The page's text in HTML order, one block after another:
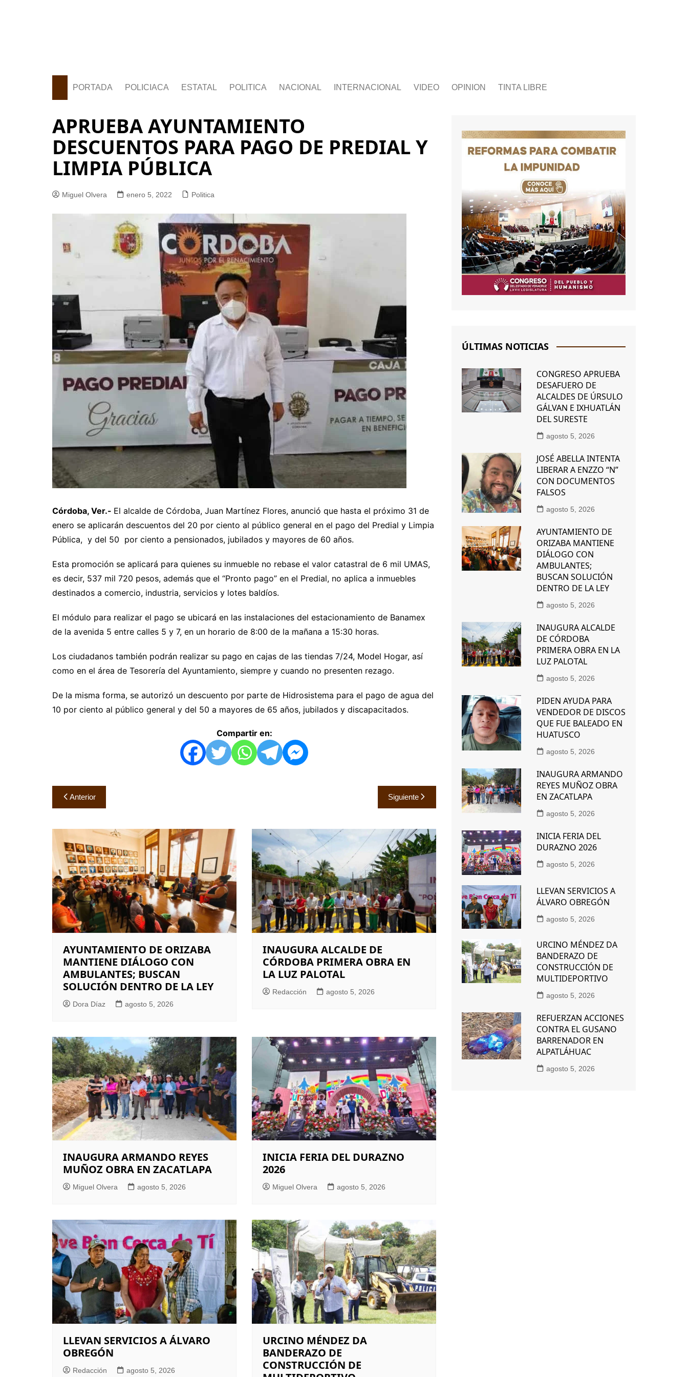
PORTADA POLICIACA ESTATAL POLITICA NACIONAL INTERNACIONAL VIDEO OPINION TINTA LIBRE
APRUEBA AYUNTAMIENTO
DESCUENTOS PARA PAGO DE PREDIAL Y
LIMPIA PÚBLICA
Miguel Olvera enero 5, 2022 Politica
Córdoba, Ver.- El alcalde de Córdoba, Juan Martínez Flores, anunció que hasta el próximo 31 de
enero se aplicarán descuentos del 20 por ciento al público general en el pago del Predial y Limpia
Pública, y del 50 por ciento a pensionados, jubilados y mayores de 60 años.
Esta promoción se aplicará para quienes su inmueble no rebase el valor catastral de 6 mil UMAS,
es decir, 537 mil 720 pesos, además que el “Pronto pago” en el Predial, no aplica a inmuebles
destinados a comercio, industria, servicios y lotes baldíos.
El módulo para realizar el pago se ubicará en las instalaciones del estacionamiento de Banamex
de la avenida 5 entre calles 5 y 7, en un horario de 8:00 de la mañana a 15:30 horas.
Los ciudadanos también podrán realizar su pago en cajas de las tiendas 7/24, Model Hogar, así
como en el área de Tesorería del Ayuntamiento, siempre y cuando no presenten rezago.
De la misma forma, se autorizó un descuento por parte de Hidrosistema para el pago de agua del
10 por ciento al público general y del 50 a mayores de 65 años, jubilados y discapacitados.
Compartir en:
Navegación
de
entradas
Anterior Siguiente
AYUNTAMIENTO DE ORIZABA
MANTIENE DIÁLOGO CON
AMBULANTES; BUSCAN
SOLUCIÓN DENTRO DE LA LEY
Dora Díaz agosto 5, 2026
INAUGURA ALCALDE DE
CÓRDOBA PRIMERA OBRA EN
LA LUZ PALOTAL
Redacción agosto 5, 2026
INAUGURA ARMANDO REYES
MUÑOZ OBRA EN ZACATLAPA
Miguel Olvera agosto 5, 2026
INICIA FERIA DEL DURAZNO
2026
Miguel Olvera agosto 5, 2026
LLEVAN SERVICIOS A ÁLVARO
OBREGÓN
Redacción agosto 5, 2026
URCINO MÉNDEZ DA
BANDERAZO DE
CONSTRUCCIÓN DE
ÚLTIMAS NOTICIAS
CONGRESO APRUEBA
DESAFUERO DE
ALCALDES DE ÚRSULO
GÁLVAN E IXHUATLÁN
DEL SURESTE
agosto 5, 2026
JOSÉ ABELLA INTENTA
LIBERAR A ENZZO “N”
CON DOCUMENTOS
FALSOS
agosto 5, 2026
AYUNTAMIENTO DE
ORIZABA MANTIENE
DIÁLOGO CON
AMBULANTES;
BUSCAN SOLUCIÓN
DENTRO DE LA LEY
agosto 5, 2026
INAUGURA ALCALDE
DE CÓRDOBA
PRIMERA OBRA EN LA
LUZ PALOTAL
agosto 5, 2026
PIDEN AYUDA PARA
VENDEDOR DE DISCOS
QUE FUE BALEADO EN
HUATUSCO
agosto 5, 2026
INAUGURA ARMANDO
REYES MUÑOZ OBRA
EN ZACATLAPA
agosto 5, 2026
INICIA FERIA DEL
DURAZNO 2026
agosto 5, 2026
LLEVAN SERVICIOS A
ÁLVARO OBREGÓN
agosto 5, 2026
URCINO MÉNDEZ DA
BANDERAZO DE
CONSTRUCCIÓN DE
MULTIDEPORTIVO
agosto 5, 2026
REFUERZAN ACCIONES
CONTRA EL GUSANO
BARRENADOR EN
ALPATLÁHUAC
agosto 5, 2026